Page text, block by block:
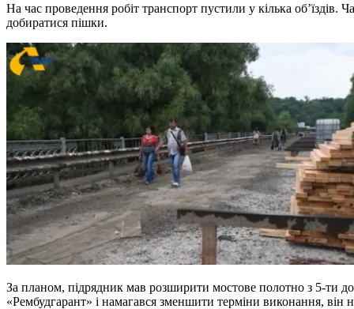
На час проведення робіт транспорт пустили у кілька
добиратися пішки.
За планом, підрядник мав розширити мостове полотно з 5-ти
«Рембудгарант» і намагався зменшити терміни виконання,